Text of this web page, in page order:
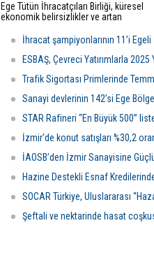
Ege Tütün İhracatçıları Birliği, küresel
ekonomik belirsizlikler ve artan
ayında ihracatını yüzde 4 artırarak 489
milyon dolara çıkardı ve istikrarlı
büyümesini sürdürdü.
İhracat şampiyonlarının 11’i Egeli
ESBAŞ, Çevreci Yatırımlarla 2025
Trafik Sigortası Primlerinde
Sanayi devlerinin 142’si Ege
STAR Rafineri “En Büyük 500”
İzmir'de konut satışları %30,2
İAOSB’den İzmir Sanayisine
Hazine Destekli Esnaf
SOCAR Türkiye, Uluslararası
Şeftali ve nektarinde hasat